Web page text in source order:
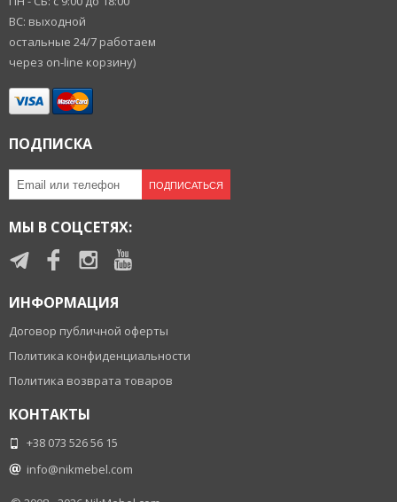
ВС: выходной
остальные 24/7 работаем
через on-line корзину)
ПОДПИСКА
ПОДПИСАТЬСЯ
МЫ В СОЦСЕТЯХ:
ИНФОРМАЦИЯ
Договор публичной оферты
Политика конфиденциальности
Политика возврата товаров
КОНТАКТЫ
+38 073 526 56 15
info@nikmebel.com